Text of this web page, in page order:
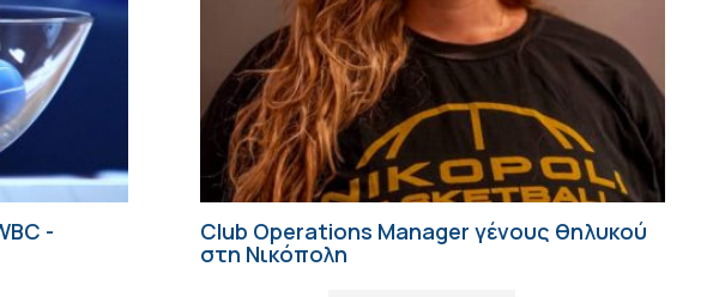
- Club Operations Manager γένους θηλυκού
στη Νικόπολη